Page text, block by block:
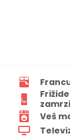
Veš